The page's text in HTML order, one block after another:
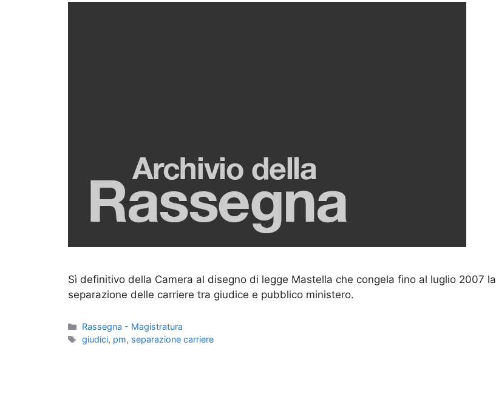
Sì definitivo della Camera al disegno di legge Mastella che congela fino al luglio 2007 la
separazione delle carriere tra giudice e pubblico ministero.
Categorie
Rassegna - Magistratura
Tag
giudici, pm, separazione carriere